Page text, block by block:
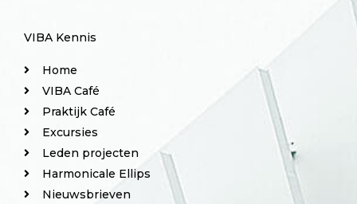
VIBA Kennis
Home
VIBA Café
Praktijk Café
Excursies
Leden projecten
Harmonicale Ellips
Nieuwsbrieven